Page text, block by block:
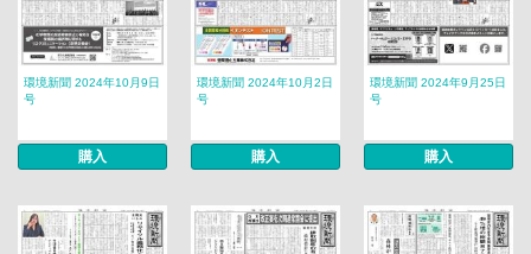
環境新聞 2024年10月9日
号
購入
環境新聞 2024年10月2日
号
購入
環境新聞 2024年9月25日
号
購入